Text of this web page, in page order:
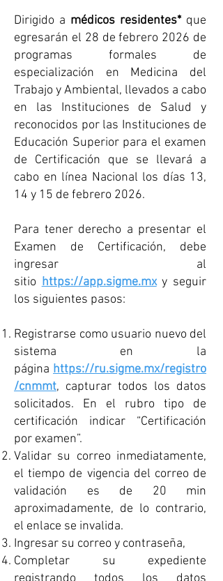
​Dirigido a médicos residentes* que
egresarán el 28 de febrero 2026 de
programas formales de
especialización en Medicina del
Trabajo y Ambiental, llevados a cabo
en las Instituciones de Salud y
reconocidos por las Instituciones de
Educación Superior para el examen
de Certificación que se llevará a
cabo en línea Nacional los días 13,
14 y 15 de febrero 2026.
​Para tener derecho a presentar el
Examen de Certificación, debe
ingresar al
sitio https://app.sigme.mxy seguir
los siguientes pasos:
​​​​Registrarse como usuario nuevo del
sistema en la
página https://ru.sigme.mx/registro
/cnmmt, capturar todos los datos
solicitados. En el rubro tipo de
certificación indicar “Certificación
por examen”.
Validar su correo inmediatamente,
el tiempo de vigencia del correo de
validación es de 20 min
aproximadamente, de lo contrario,
el enlace se invalida.
Ingresar su correo y contraseña,
Completar su expediente